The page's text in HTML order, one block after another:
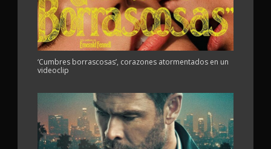
‘Cumbres borrascosas’, corazones atormentados en un
videoclip